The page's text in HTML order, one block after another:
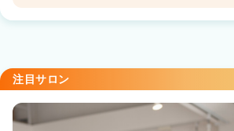
Agu hair naughty 春日部2号
注目サロン